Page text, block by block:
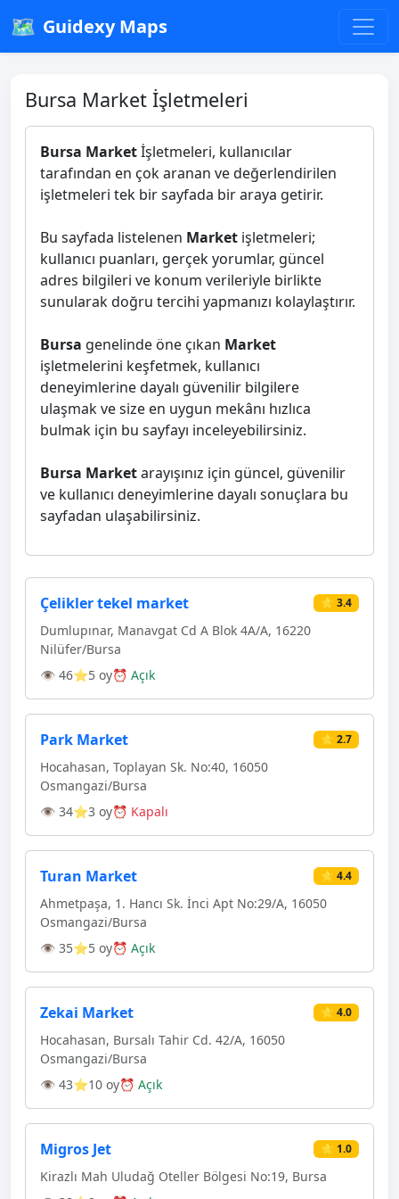
🗺️ Guidexy Maps
Bursa Market İşletmeleri
Bursa Marketİşletmeleri, kullanıcılar
tarafından en çok aranan ve değerlendirilen
işletmeleri tek bir sayfada bir araya getirir.
Bu sayfada listelenen Market işletmeleri;
kullanıcı puanları, gerçek yorumlar, güncel
adres bilgileri ve konum verileriyle birlikte
sunularak doğru tercihi yapmanızı kolaylaştırır.
Bursa genelinde öne çıkan Market
işletmelerini keşfetmek, kullanıcı
deneyimlerine dayalı güvenilir bilgilere
ulaşmak ve size en uygun mekânı hızlıca
bulmak için bu sayfayı inceleyebilirsiniz.
Bursa Marketarayışınız için güncel, güvenilir
ve kullanıcı deneyimlerine dayalı sonuçlara bu
sayfadan ulaşabilirsiniz.
Çelikler tekel market ⭐ 3.4
Dumlupınar, Manavgat Cd A Blok 4A/A, 16220
Ni̇lüfer/Bursa
👁 46⭐5 oy⏰ Açık
Park Market ⭐ 2.7
Hocahasan, Toplayan Sk. No:40, 16050
Osmangazi̇/Bursa
👁 34⭐3 oy⏰ Kapalı
Turan Market ⭐ 4.4
Ahmetpaşa, 1. Hancı Sk. İnci Apt No:29/A, 16050
Osmangazi̇/Bursa
👁 35⭐5 oy⏰ Açık
Zekai Market ⭐ 4.0
Hocahasan, Bursalı Tahir Cd. 42/A, 16050
Osmangazi̇/Bursa
👁 43⭐10 oy⏰ Açık
Migros Jet ⭐ 1.0
Kirazlı Mah Uludağ Oteller Bölgesi No:19, Bursa